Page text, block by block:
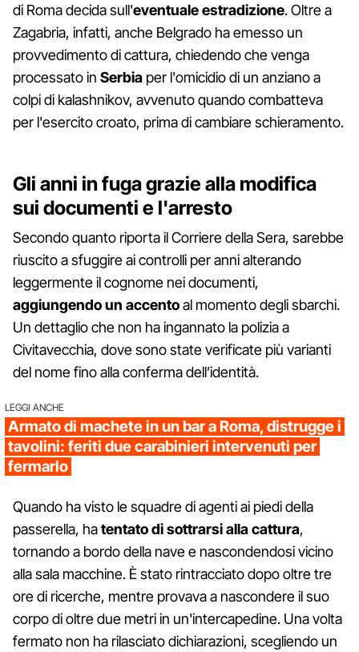
di Roma decida sull'eventuale estradizione. Oltre a
Zagabria, infatti, anche Belgrado ha emesso un
provvedimento di cattura, chiedendo che venga
processato in Serbia per l'omicidio di un anziano a
colpi di kalashnikov, avvenuto quando combatteva
per l'esercito croato, prima di cambiare schieramento.
Gli anni in fuga grazie alla modifica
sui documenti e l'arresto
Secondo quanto riporta il Corriere della Sera, sarebbe
riuscito a sfuggire ai controlli per anni alterando
leggermente il cognome nei documenti,
aggiungendo un accentoal momento degli sbarchi.
Un dettaglio che non ha ingannato la polizia a
Civitavecchia, dove sono state verificate più varianti
del nome fino alla conferma dell’identità.
LEGGI ANCHE
Armato di machete in un bar a Roma, distrugge i
tavolini: feriti due carabinieri intervenuti per
fermarlo
Quando ha visto le squadre di agenti ai piedi della
passerella, hatentato di sottrarsi alla cattura,
tornando a bordo della nave e nascondendosi vicino
alla sala macchine. È stato rintracciato dopo oltre tre
ore di ricerche, mentre provava a nascondere il suo
corpo di oltre due metri in un'intercapedine. Una volta
fermato non ha rilasciato dichiarazioni, scegliendo un